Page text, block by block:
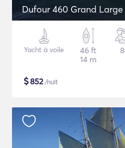
Dufour 460 Grand Large
Yacht à voile
46 ft
14 m
8
$852/nuit